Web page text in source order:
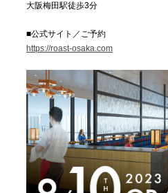
大阪梅田駅徒歩3分
■公式サイト／ご予約
https://roast-osaka.com